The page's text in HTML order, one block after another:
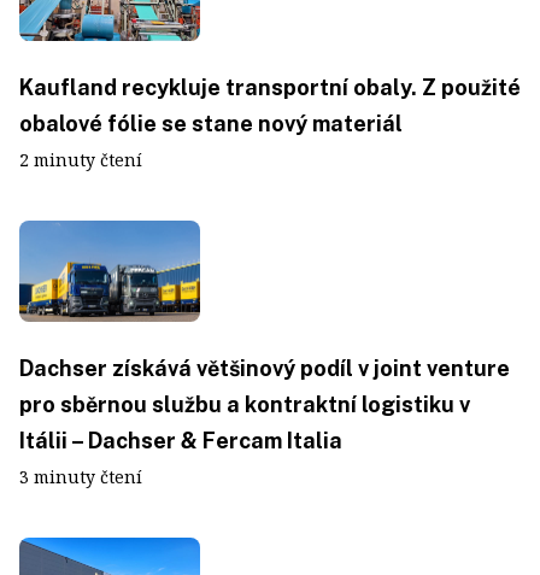
Kaufland recykluje transportní obaly. Z použité
obalové fólie se stane nový materiál
2 minuty čtení
Dachser získává většinový podíl v joint venture
pro sběrnou službu a kontraktní logistiku v
Itálii – Dachser & Fercam Italia
3 minuty čtení